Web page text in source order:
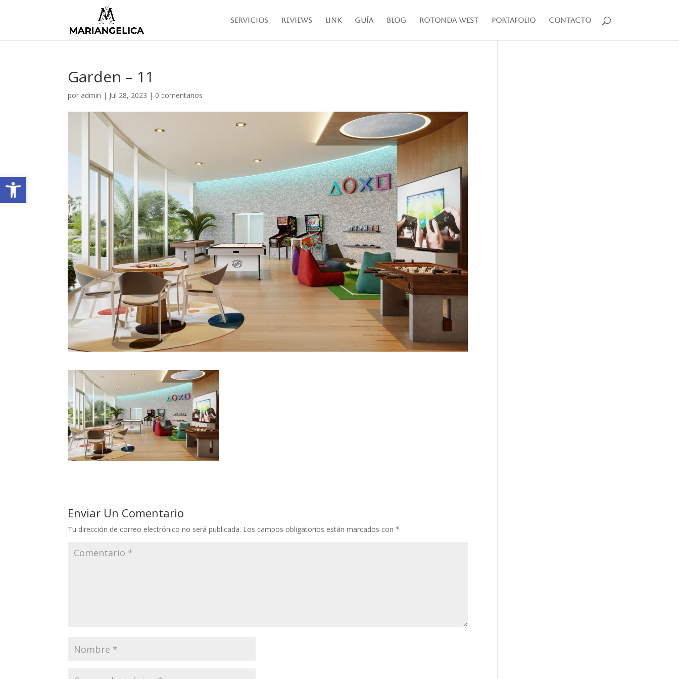
Abrir barra de herramientas
Servicios Reviews Link Guía Blog Rotonda West Portafolio Contacto
Garden – 11
por admin | Jul 28, 2023 | 0 comentarios
Enviar Un Comentario
Tu dirección de correo electrónico no será publicada. Los campos obligatorios están marcados con*